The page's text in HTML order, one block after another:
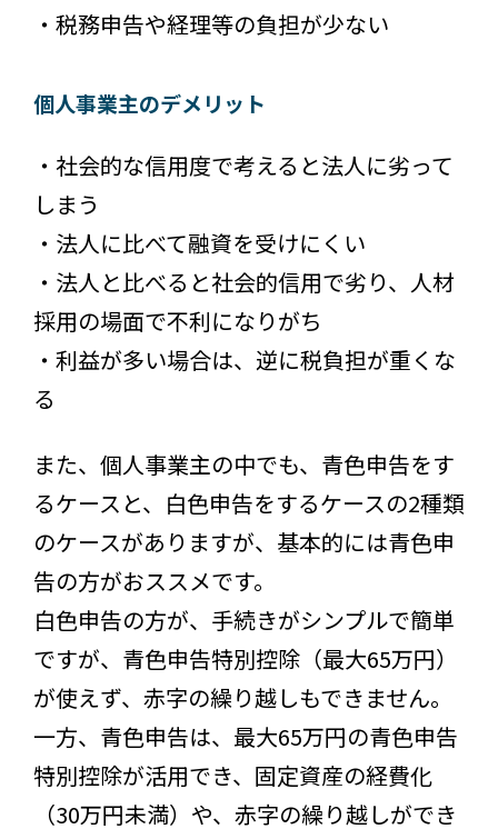
・税務申告や経理等の負担が少ない
個人事業主のデメリット
・社会的な信用度で考えると法人に劣って
しまう
・法人に比べて融資を受けにくい
・法人と比べると社会的信用で劣り、人材
採用の場面で不利になりがち
・利益が多い場合は、逆に税負担が重くな
る
また、個人事業主の中でも、青色申告をす
るケースと、白色申告をするケースの2種類
のケースがありますが、基本的には青色申
告の方がおススメです。
白色申告の方が、手続きがシンプルで簡単
ですが、青色申告特別控除（最大65万円）
が使えず、赤字の繰り越しもできません。
一方、青色申告は、最大65万円の青色申告
特別控除が活用でき、固定資産の経費化
（30万円未満）や、赤字の繰り越しができ